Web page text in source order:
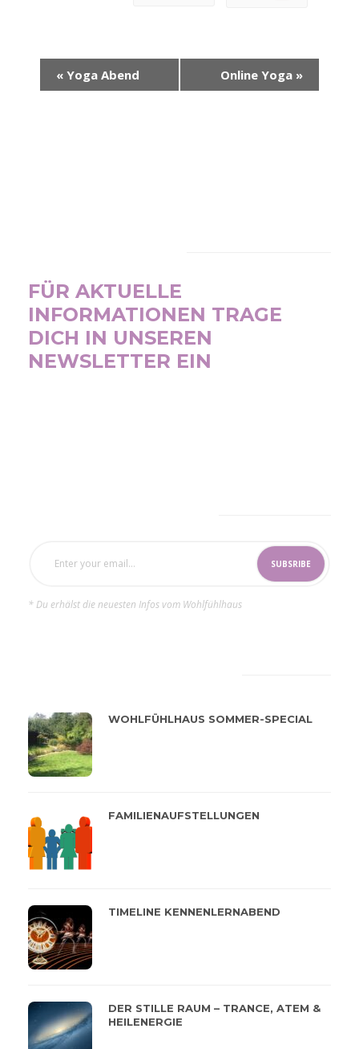
Veranstaltung-
Navigation
« Yoga Abend Online Yoga »
FÜR AKTUELLE
INFORMATIONEN TRAGE
DICH IN UNSEREN
NEWSLETTER EIN
* Du erhälst die neuesten Infos vom Wohlfühlhaus
WOHLFÜHLHAUS SOMMER-SPECIAL
FAMILIENAUFSTELLUNGEN
TIMELINE KENNENLERNABEND
DER STILLE RAUM – TRANCE, ATEM &
HEILENERGIE